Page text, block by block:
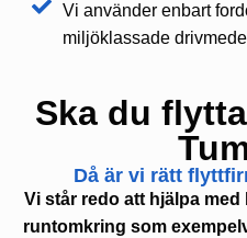
Vi använder enbart
miljöklassade drivmedel
Ska du
Då är vi rätt
Vi står redo att hjälpa
runtomkring som